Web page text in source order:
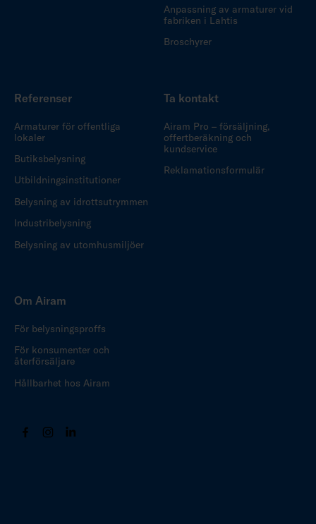
Anpassning av armaturer vid
fabriken i Lahtis
Broschyrer
Referenser
Armaturer för offentliga
lokaler
Butiksbelysning
Utbildningsinstitutioner
Belysning av idrottsutrymmen
Industribelysning
Belysning av utomhusmiljöer
Ta kontakt
Airam Pro – försäljning,
offertberäkning och
kundservice
Reklamationsformulär
Om Airam
För belysningsproffs
För konsumenter och
återförsäljare
Hållbarhet hos Airam